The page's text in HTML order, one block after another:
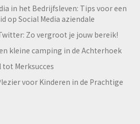
in het Bedrijfsleven: Tips voor een
op Social Media aziendale
Zo vergroot je jouw bereik!
kleine camping in de Achterhoek
tot Merksucces
voor Kinderen in de Prachtige